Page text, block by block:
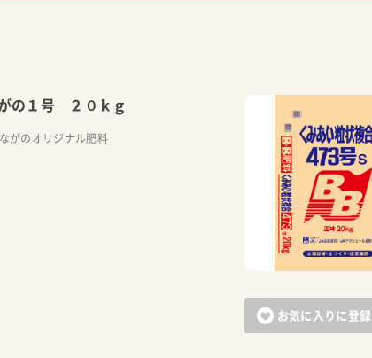
の１号 ２０ｋｇ
がのオリジナル肥料
お気に入りに登録